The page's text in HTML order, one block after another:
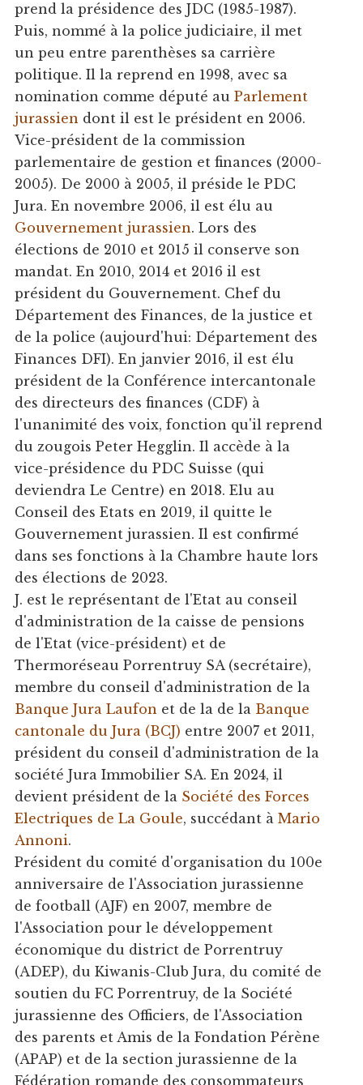
prend la présidence des JDC (1985-1987).
Puis, nommé à la police judiciaire, il met
un peu entre parenthèses sa carrière
politique. Il la reprend en 1998, avec sa
nomination comme député au Parlement
jurassien dont il est le président en 2006.
Vice-président de la commission
parlementaire de gestion et finances (2000-
2005). De 2000 à 2005, il préside le PDC
Jura. En novembre 2006, il est élu au
Gouvernement jurassien. Lors des
élections de 2010 et 2015 il conserve son
mandat. En 2010, 2014 et 2016 il est
président du Gouvernement. Chef du
Département des Finances, de la justice et
de la police (aujourd'hui: Département des
Finances DFI). En janvier 2016, il est élu
président de la Conférence intercantonale
des directeurs des finances (CDF) à
l'unanimité des voix, fonction qu'il reprend
du zougois Peter Hegglin. Il accède à la
vice-présidence du PDC Suisse (qui
deviendra Le Centre) en 2018. Elu au
Conseil des Etats en 2019, il quitte le
Gouvernement jurassien. Il est confirmé
dans ses fonctions à la Chambre haute lors
des élections de 2023.
J. est le représentant de l'Etat au conseil
d'administration de la caisse de pensions
de l'Etat (vice-président) et de
Thermoréseau Porrentruy SA (secrétaire),
membre du conseil d'administration de la
Banque Jura Laufon et de la de la Banque
cantonale du Jura (BCJ) entre 2007 et 2011,
président du conseil d'administration de la
société Jura Immobilier SA. En 2024, il
devient président de la Société des Forces
Electriques de La Goule, succédant à Mario
Annoni.
Président du comité d'organisation du 100e
anniversaire de l'Association jurassienne
de football (AJF) en 2007, membre de
l'Association pour le développement
économique du district de Porrentruy
(ADEP), du Kiwanis-Club Jura, du comité de
soutien du FC Porrentruy, de la Société
jurassienne des Officiers, de l'Association
des parents et Amis de la Fondation Pérène
(APAP) et de la section jurassienne de la
Fédération romande des consommateurs